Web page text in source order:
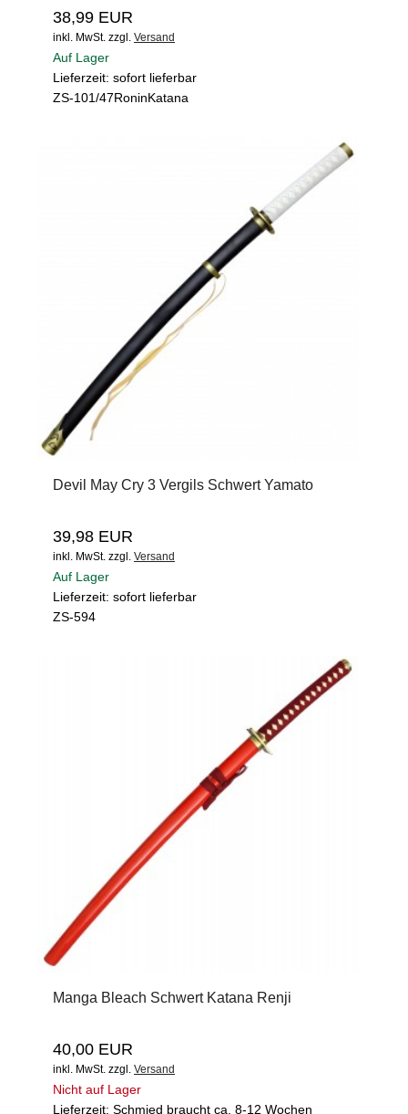
38,99 EUR
inkl. MwSt. zzgl. Versand
Auf Lager
Lieferzeit: sofort lieferbar
ZS-101/47RoninKatana
Devil May Cry 3 Vergils Schwert Yamato
39,98 EUR
inkl. MwSt. zzgl. Versand
Auf Lager
Lieferzeit: sofort lieferbar
ZS-594
Manga Bleach Schwert Katana Renji
40,00 EUR
inkl. MwSt. zzgl. Versand
Nicht auf Lager
Lieferzeit: Schmied braucht ca. 8-12 Wochen